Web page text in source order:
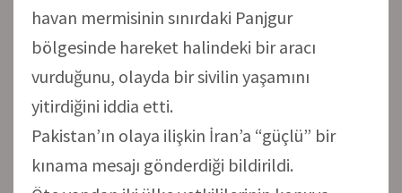
havan mermisinin sınırdaki Panjgur
bölgesinde hareket halindeki bir aracı
vurduğunu, olayda bir sivilin yaşamını
yitirdiğini iddia etti.
Pakistan’ın olaya ilişkin İran’a “güçlü” bir
kınama mesajı gönderdiği bildirildi.